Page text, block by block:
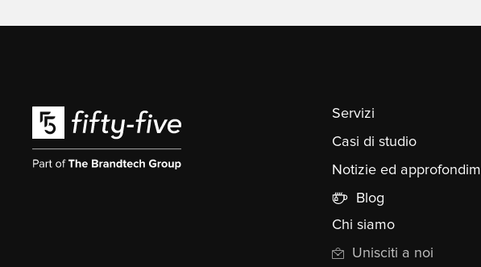
Servizi
Casi di studio
Notizie ed
Blog
Chi siamo
Unisciti a noi